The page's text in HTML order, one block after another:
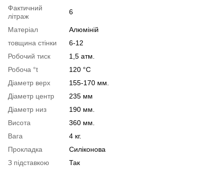
Фактичний
літраж
6
Матеріал
Алюміній
товщина стінки
6-12
Робочий тиск
1,5 атм.
Робоча °t
120 °C
Діаметр верх
155-170 мм.
Діаметр центр
235 мм
Діаметр низ
190 мм.
Висота
360 мм.
Вага
4 кг.
Прокладка
Силіконова
З підставкою
Так